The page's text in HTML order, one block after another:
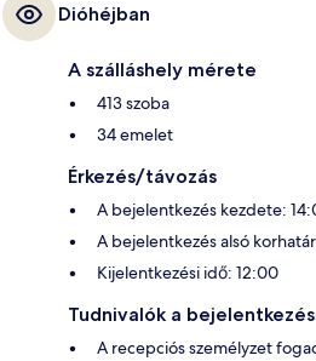
Dióhéjban
A szálláshely mérete
413 szoba
34 emelet
Érkezés/távozás
A bejelentkezés kezdete:
A bejelentkezés alsó
Kijelentkezési idő: 12:00
Tudnivalók a
A recepciós személyzet